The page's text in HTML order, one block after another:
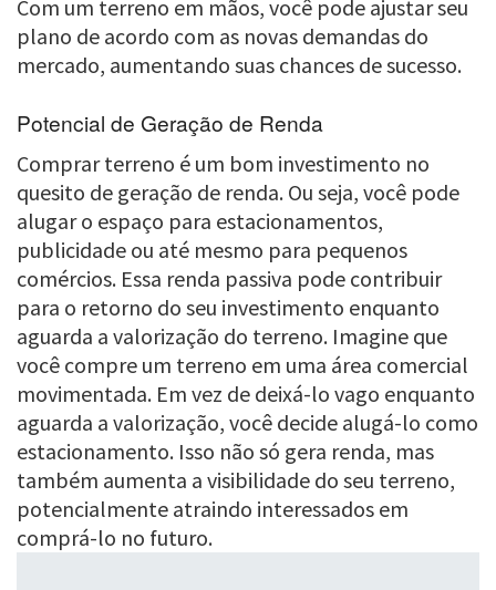
Com um terreno em mãos, você pode ajustar seu
plano de acordo com as novas demandas do
mercado, aumentando suas chances de sucesso.
Potencial de Geração de Renda
Comprar terreno é um bom investimento no
quesito de geração de renda. Ou seja, você pode
alugar o espaço para estacionamentos,
publicidade ou até mesmo para pequenos
comércios. Essa renda passiva pode contribuir
para o retorno do seu investimento enquanto
aguarda a valorização do terreno. Imagine que
você compre um terreno em uma área comercial
movimentada. Em vez de deixá-lo vago enquanto
aguarda a valorização, você decide alugá-lo como
estacionamento. Isso não só gera renda, mas
também aumenta a visibilidade do seu terreno,
potencialmente atraindo interessados em
comprá-lo no futuro.